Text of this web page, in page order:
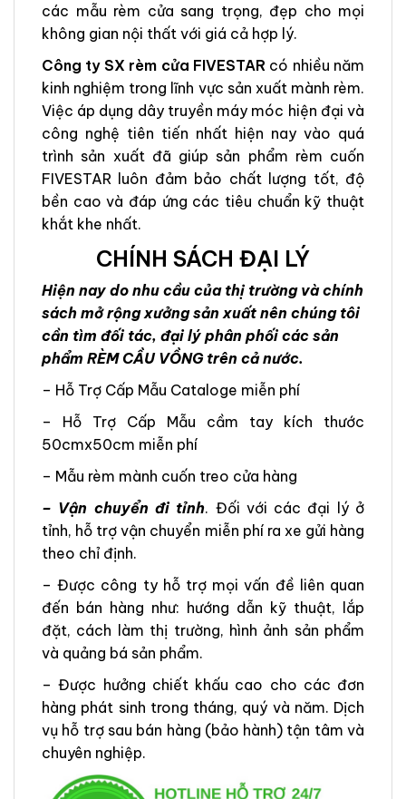
các mẫu rèm cửa sang trọng, đẹp cho mọi
không gian nội thất với giá cả hợp lý.
Công ty SX rèm cửa FIVESTAR có nhiều năm
kinh nghiệm trong lĩnh vực sản xuất mành rèm.
Việc áp dụng dây truyền máy móc hiện đại và
công nghệ tiên tiến nhất hiện nay vào quá
trình sản xuất đã giúp sản phẩm rèm cuốn
FIVESTAR luôn đảm bảo chất lượng tốt, độ
bền cao và đáp ứng các tiêu chuẩn kỹ thuật
khắt khe nhất.
CHÍNH SÁCH ĐẠI LÝ
Hiện nay do nhu cầu của thị trường và chính
sách mở rộng xưởng sản xuất nên chúng tôi
cần tìm đối tác, đại lý phân phối các sản
phẩm RÈM CẦU VỒNG trên cả nước.
– Hỗ Trợ Cấp Mẫu Cataloge miễn phí
– Hỗ Trợ Cấp Mẫu cầm tay kích thước
50cmx50cm miễn phí
– Mẫu rèm mành cuốn treo cửa hàng
– Vận chuyển đi tỉnh. Đối với các đại lý ở
tỉnh, hỗ trợ vận chuyển miễn phí ra xe gửi hàng
theo chỉ định.
– Được công ty hỗ trợ mọi vấn đề liên quan
đến bán hàng như: hướng dẫn kỹ thuật, lắp
đặt, cách làm thị trường, hình ảnh sản phẩm
và quảng bá sản phẩm.
– Được hưởng chiết khấu cao cho các đơn
hàng phát sinh trong tháng, quý và năm. Dịch
vụ hỗ trợ sau bán hàng (bảo hành) tận tâm và
chuyên nghiệp.